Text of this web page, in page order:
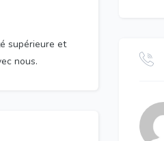
supérieure et
nous.